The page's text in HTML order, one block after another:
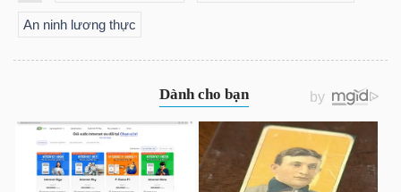
An ninh lương thực
PHÁI
PHIẾU